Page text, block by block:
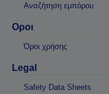
Αναζήτηση εμπόρου
Οροι
Όροι χρήσης
Legal
Safety Data Sheets